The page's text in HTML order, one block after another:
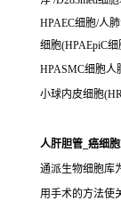
HPAEC细胞/人
细胞(HPAEpiC细
HPASMC细胞人
小球内皮细胞
人肝胆管_癌细
通派生物细胞库
用手术的方法使